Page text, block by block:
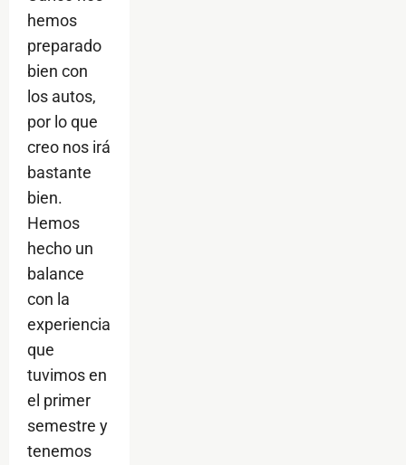
hemos
preparado
bien con
los autos,
por lo que
creo nos irá
bastante
bien.
Hemos
hecho un
balance
con la
experiencia
que
tuvimos en
el primer
semestre y
tenemos